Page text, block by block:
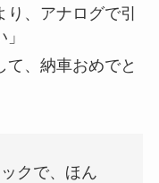
り、アナログで引
て、納車おめでと
クで、ほん